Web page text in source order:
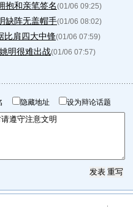
抱和亲笔签名(01/06 09:25)
缺阵无盖帽手(01/06 08:02)
比肩四大中锋(01/06 07:59)
明很难出战(01/06 07:57)
隐藏地址 设为辩论话题